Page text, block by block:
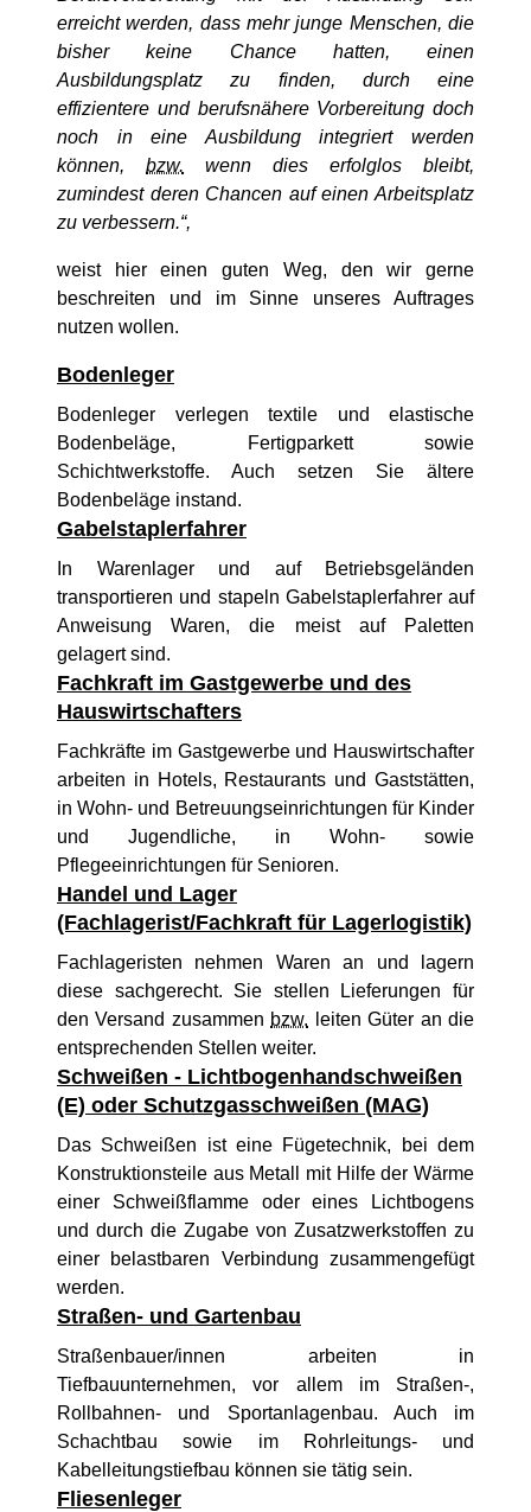
erreicht werden, dass mehr junge Menschen, die
bisher keine Chance hatten, einen
Ausbildungsplatz zu finden, durch eine
effizientere und berufsnähere Vorbereitung doch
noch in eine Ausbildung integriert werden
können, bzw. wenn dies erfolglos bleibt,
zumindest deren Chancen auf einen Arbeitsplatz
zu verbessern.“,
weist hier einen guten Weg, den wir gerne
beschreiten und im Sinne unseres Auftrages
nutzen wollen.
Bodenleger
Bodenleger verlegen textile und elastische
Bodenbeläge, Fertigparkett sowie
Schichtwerkstoffe. Auch setzen Sie ältere
Bodenbeläge instand.
Gabelstaplerfahrer
In Warenlager und auf Betriebsgeländen
transportieren und stapeln Gabelstaplerfahrer auf
Anweisung Waren, die meist auf Paletten
gelagert sind.
Fachkraft im Gastgewerbe und des
Hauswirtschafters
Fachkräfte im Gastgewerbe und Hauswirtschafter
arbeiten in Hotels, Restaurants und Gaststätten,
in Wohn- und Betreuungseinrichtungen für Kinder
und Jugendliche, in Wohn- sowie
Pflegeeinrichtungen für Senioren.
Handel und Lager
(Fachlagerist/Fachkraft für Lagerlogistik)
Fachlageristen nehmen Waren an und lagern
diese sachgerecht. Sie stellen Lieferungen für
den Versand zusammen bzw. leiten Güter an die
entsprechenden Stellen weiter.
Schweißen - Lichtbogenhandschweißen
(E) oder Schutzgasschweißen (MAG)
Das Schweißen ist eine Fügetechnik, bei dem
Konstruktionsteile aus Metall mit Hilfe der Wärme
einer Schweißflamme oder eines Lichtbogens
und durch die Zugabe von Zusatzwerkstoffen zu
einer belastbaren Verbindung zusammengefügt
werden.
Straßen- und Gartenbau
Straßenbauer/innen arbeiten in
Tiefbauunternehmen, vor allem im Straßen-,
Rollbahnen- und Sportanlagenbau. Auch im
Schachtbau sowie im Rohrleitungs- und
Kabelleitungstiefbau können sie tätig sein.
Fliesenleger